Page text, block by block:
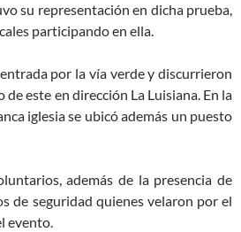
su representación en dicha prueba,
participando en ella.
por la vía verde y discurrieron
este en dirección La Luisiana. En la
iglesia se ubicó además un puesto
además de la presencia de
de seguridad quienes velaron por el
evento.